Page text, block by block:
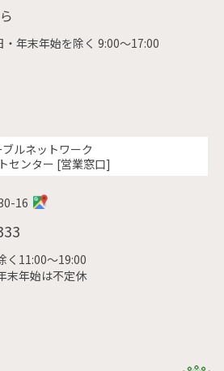
・年末年始を除く 9:00〜17:00
ルネットワーク
センター [営業窓口]
16
く11:00〜19:00
末年始は不定休